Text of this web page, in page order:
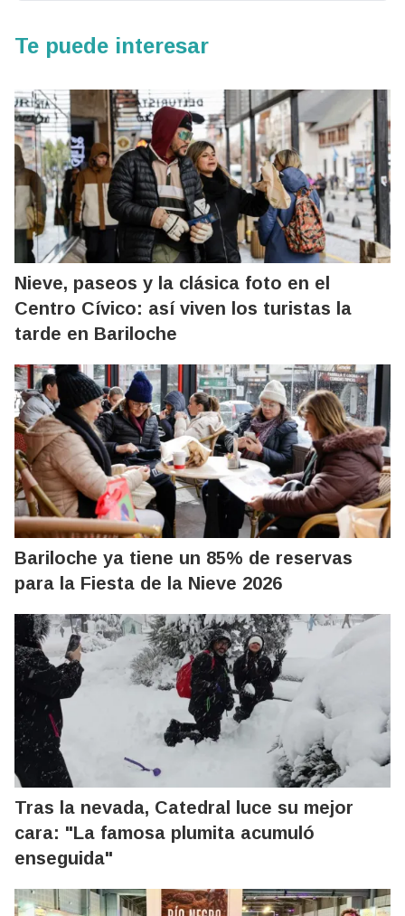
Te puede interesar
Nieve, paseos y la clásica foto en el
Centro Cívico: así viven los turistas la
tarde en Bariloche
Bariloche ya tiene un 85% de reservas
para la Fiesta de la Nieve 2026
Tras la nevada, Catedral luce su mejor
cara: "La famosa plumita acumuló
enseguida"